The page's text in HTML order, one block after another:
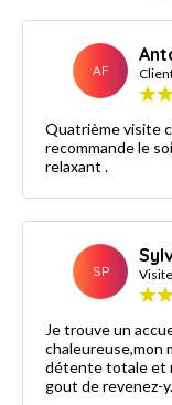
AF
Quatrième visite
recommande le soin visage hydrafacial et le massage
relaxant .
SP
Je trouve un
chaleureuse,mon
détente totale et
gout de revenez-y.